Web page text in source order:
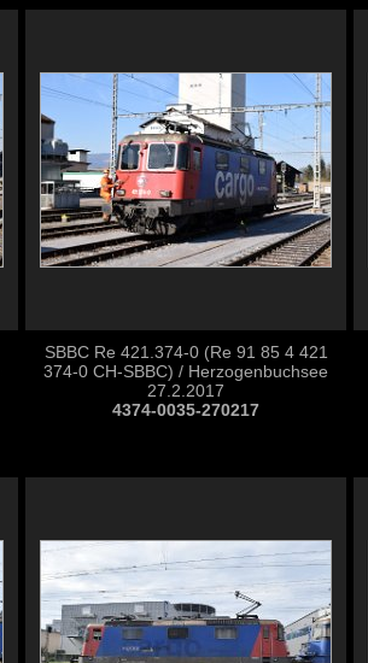
SBBC Re 421.374-0 (Re 91 85 4 421
374-0 CH-SBBC) / Herzogenbuchsee
27.2.2017
4374-0035-270217